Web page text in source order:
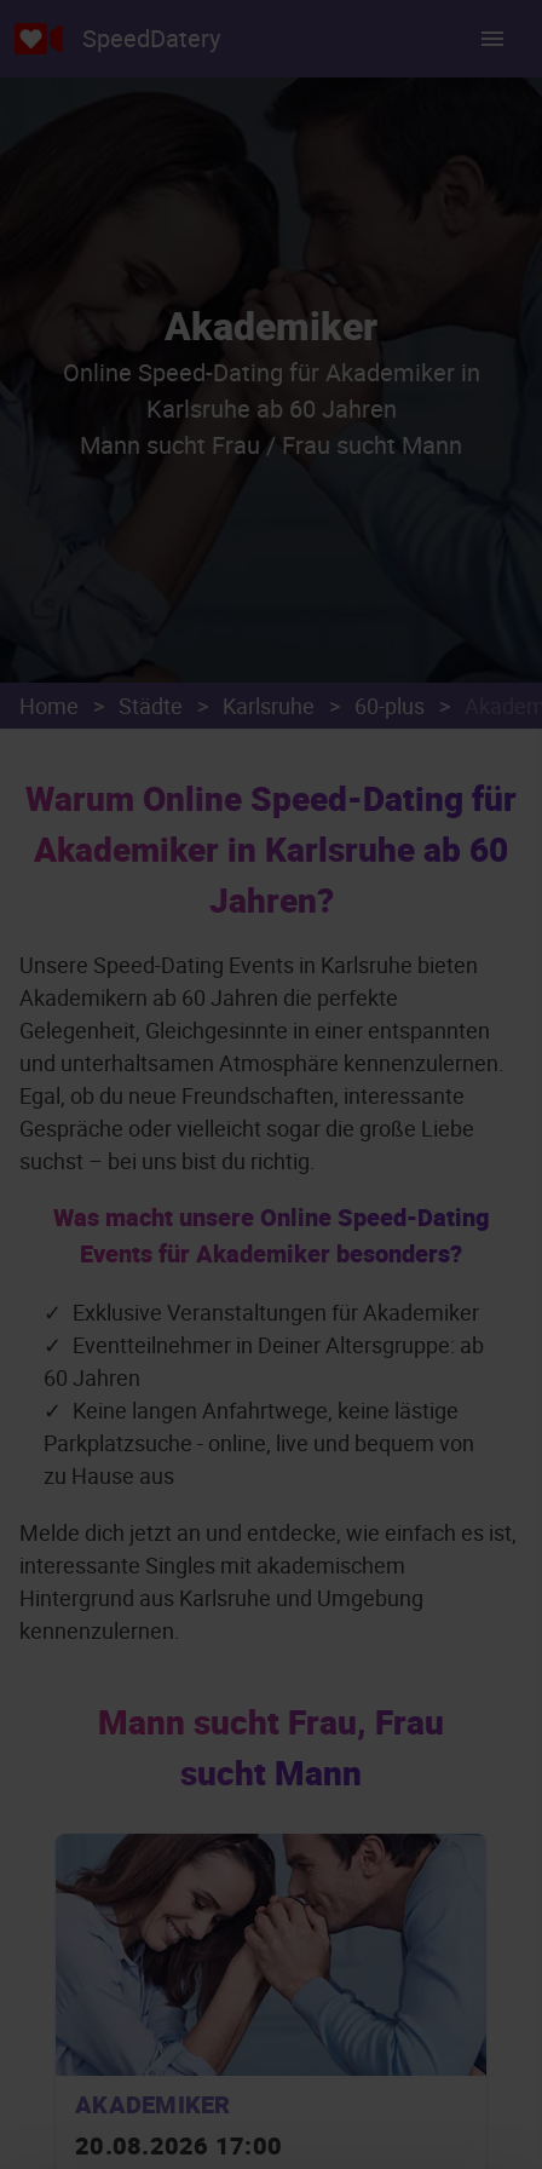
SpeedDatery
Akademiker
Online Speed-Dating für Akademiker in
Karlsruhe ab 60 Jahren
Mann sucht Frau / Frau sucht Mann
Home > Städte > Karlsruhe > 60-plus >
Warum Online Speed-Dating für
Akademiker in Karlsruhe ab 60
Jahren?
Unsere Speed-Dating Events in Karlsruhe bieten
Akademikern ab 60 Jahren die perfekte
Gelegenheit, Gleichgesinnte in einer entspannten
und unterhaltsamen Atmosphäre kennenzulernen.
Egal, ob du neue Freundschaften, interessante
Gespräche oder vielleicht sogar die große Liebe
suchst – bei uns bist du richtig.
Was macht unsere Online Speed-Dating
Events für Akademiker besonders?
Exklusive Veranstaltungen für Akademiker
Eventteilnehmer in Deiner Altersgruppe: ab
60 Jahren
Keine langen Anfahrtwege, keine lästige
Parkplatzsuche - online, live und bequem von
zu Hause aus
Melde dich jetzt an und entdecke, wie einfach es ist,
interessante Singles mit akademischem
Hintergrund aus Karlsruhe und Umgebung
kennenzulernen.
Mann sucht Frau, Frau
sucht Mann
AKADEMIKER
20.08.2026 17:00